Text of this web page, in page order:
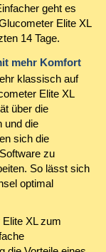
geht es
Elite XL
14 Tage.
mehr Komfort
klassisch auf
Elite XL
über die
und die
sich die
zu
So lässt sich
optimal
XL zum